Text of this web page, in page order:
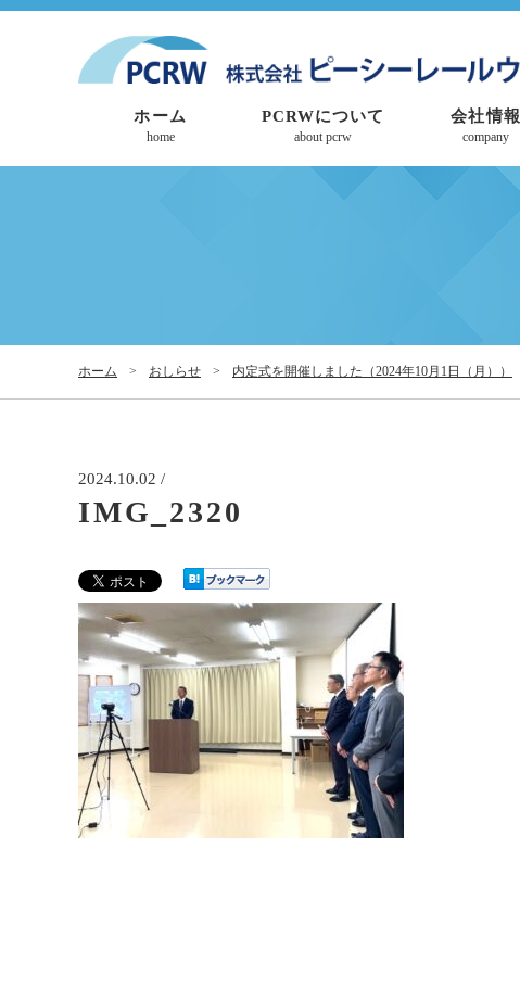
ホーム
home
PCRWについて
about pcrw
会社情報
company
ホーム > おしらせ > 内定式を開催しました（2024年10月1日（月））
2024.10.02 /
IMG_2320